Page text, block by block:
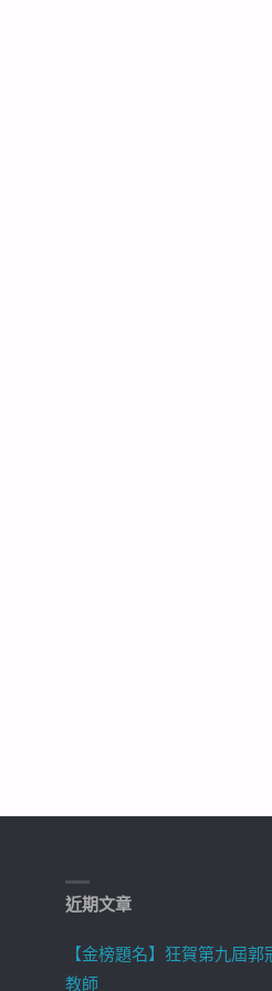
近期文章
【金榜題名】狂賀第九屆
教師